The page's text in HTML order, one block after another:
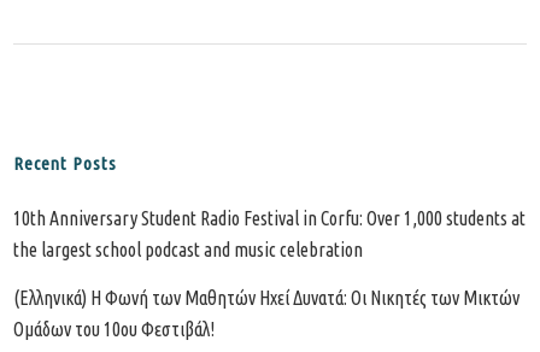
Recent Posts
10th Anniversary Student Radio Festival in Corfu: Over 1,000 students at
the largest school podcast and music celebration
(Ελληνικά) Η Φωνή των Μαθητών Ηχεί Δυνατά: Οι Νικητές των Μικτών
Ομάδων του 10ου Φεστιβάλ!